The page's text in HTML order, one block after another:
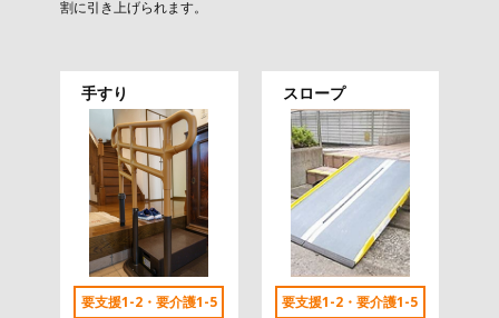
割に引き上げられます。
手すり
要支援1-2・要介護1-5
スロープ
要支援1-2・要介護1-5